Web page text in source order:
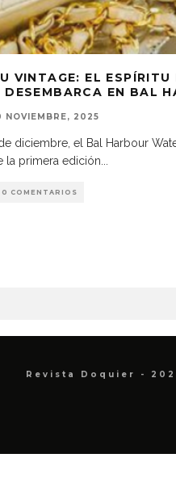
VINTAGE: EL ESPÍRITU
DESEMBARCA EN BAL
NOVIEMBRE, 2025
diciembre, el Bal Harbour
la primera edición
0 COMENTARIOS
Revista Doquier -